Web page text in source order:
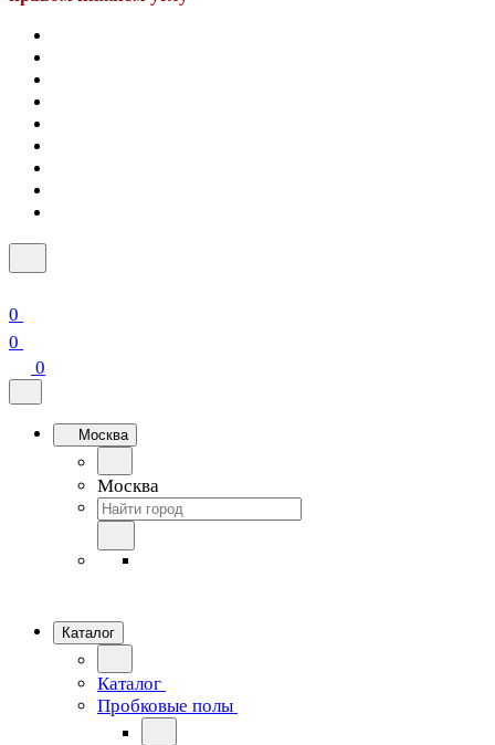
0
0
0
Москва
Москва
Каталог
Каталог
Пробковые полы